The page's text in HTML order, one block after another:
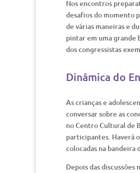
Nos encontros
desafios do momento
de várias maneiras e
pintar em uma grande
dos congressistas
Dinâmica do
As crianças e
conversar sobre as
no Centro Cultural de
participantes. Haverá
colocadas na bandeira
Depois das